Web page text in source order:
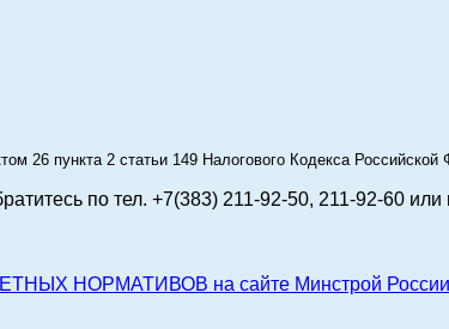
26 пункта 2 статьи 149 Налогового Кодекса Российской
по тел. +7(383) 211-92-50, 211-92-60 или
НОРМАТИВОВ на сайте Минстрой России